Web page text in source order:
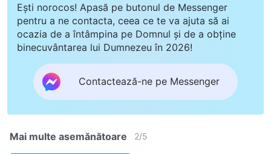
Ești norocos! Apasă pe butonul de Messenger
pentru a ne contacta, ceea ce te va ajuta să ai
ocazia de a întâmpina pe Domnul și de a obține
binecuvântarea lui Dumnezeu în 2026!
Contactează-ne pe Messenger
Mai multe asemănătoare 2/5